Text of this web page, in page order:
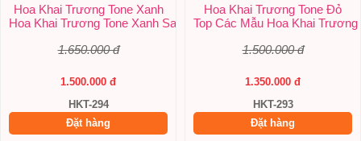
Hoa Khai Trương Tone Xanh
Hoa Khai Trương Tone Xanh Sang Trọng, Độc Đáo | Shop Hoa
1.650.000 đ
1.500.000 đ
HKT-294
Đặt hàng
Hoa Khai Trương Tone Đỏ
Top Các Mẫu Hoa Khai
1.500.000 đ
1.350.000 đ
HKT-293
Đặt hàng